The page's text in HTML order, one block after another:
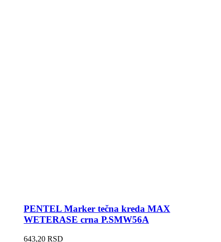
PENTEL Marker tečna kreda MAX
WETERASE crna P.SMW56A
643,20 RSD